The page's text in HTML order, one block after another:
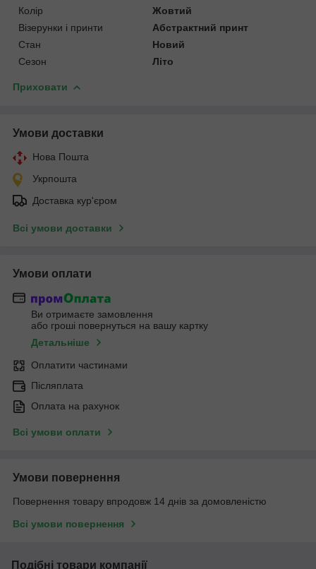
Колір
Жовтий
Візерунки і принти
Абстрактний принт
Стан
Новий
Сезон
Літо
Приховати
Умови доставки
Нова Пошта
Укрпошта
Доставка кур'єром
Всі умови доставки
Умови оплати
Ви отримаєте замовлення
або гроші повернуться на вашу картку
Детальніше
Оплатити частинами
Післяплата
Оплата на рахунок
Всі умови оплати
Умови повернення
Повернення товару впродовж 14 днів за домовленістю
Всі умови повернення
Подібні товари компанії